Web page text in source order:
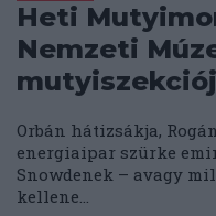
Heti
Nemzeti
Orbán hátizsákja,
energiaipar szürke
Snowdenek – avagy
kellene...